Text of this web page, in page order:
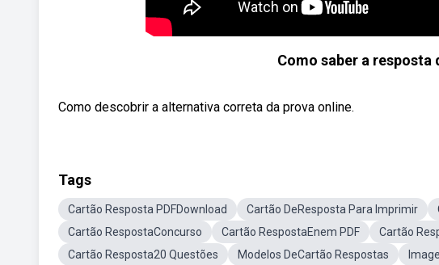
Como saber a resposta
Como descobrir a alternativa correta da prova online.
Tags
Cartão Resposta PDFDownload Cartão DeResposta Para Imprimir
Cartão RespostaConcurso
Cartão RespostaEnem PDF Cartão
Cartão Resposta20 Questões
Modelos DeCartão Respostas